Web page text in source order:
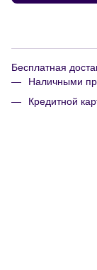
Бесплатная
Наличными
Кредитной